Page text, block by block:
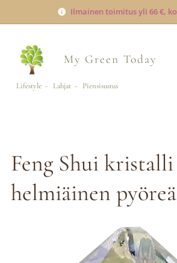
Ilmainen toimitus yli 66 €,
My Green Today
Lifestyle - Lahjat - Piensisustus
Feng Shui kristalli
helmiäinen